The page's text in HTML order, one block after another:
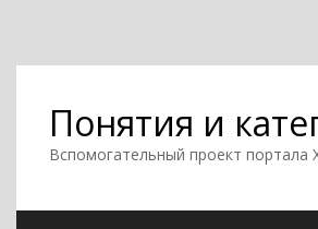
Понятия и
Вспомогательный проект